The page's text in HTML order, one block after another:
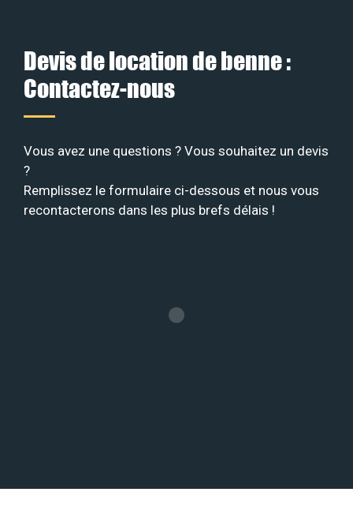
Devis de location de benne :
Contactez-nous
Vous avez une questions ? Vous souhaitez un devis
?
Remplissez le formulaire ci-dessous et nous vous
recontacterons dans les plus brefs délais !